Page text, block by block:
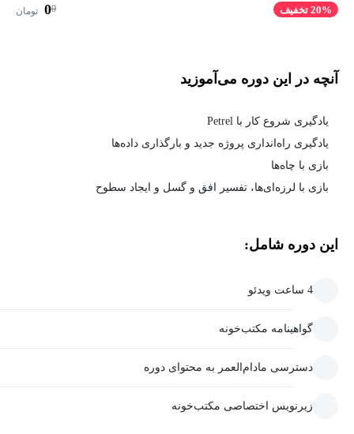
20% تخفیف 0
0 تومان
آنچه در این دوره می‌آموزید
یادگیری شروع کار با Petrel
یادگیری راه‌انداری پروژه جدید و بارگذاری داده‌ها
بازی با چاه‌ها
بازی با لرزه‌ای‌ها، تفسیر افق و گسل و ایجاد سطوح
این دوره شامل:
4 ساعت ویدئو
گواهینامه مکتب‌خونه
دسترسی مادام‌العمر به محتوای دوره
زیرنویس اختصاصی مکتب‌خونه